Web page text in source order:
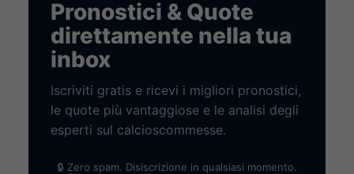
Pronostici & Quote
direttamente nella tua
inbox
Iscriviti gratis e ricevi i migliori pronostici,
le quote più vantaggiose e le analisi degli
esperti sul calcioscommesse.
🔒 Zero spam. Disiscrizione in qualsiasi momento.